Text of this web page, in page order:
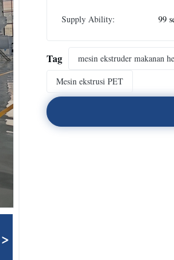
>
Supply Ability: 99
Tag mesin ekstruder makanan
Mesin ekstrusi PET